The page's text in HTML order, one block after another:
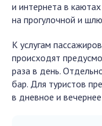
и интернета в
на прогулочной и
К услугам
происходят
раза в день.
бар. Для туристов
в дневное и